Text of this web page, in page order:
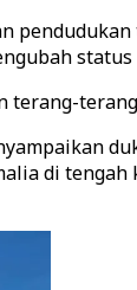
di